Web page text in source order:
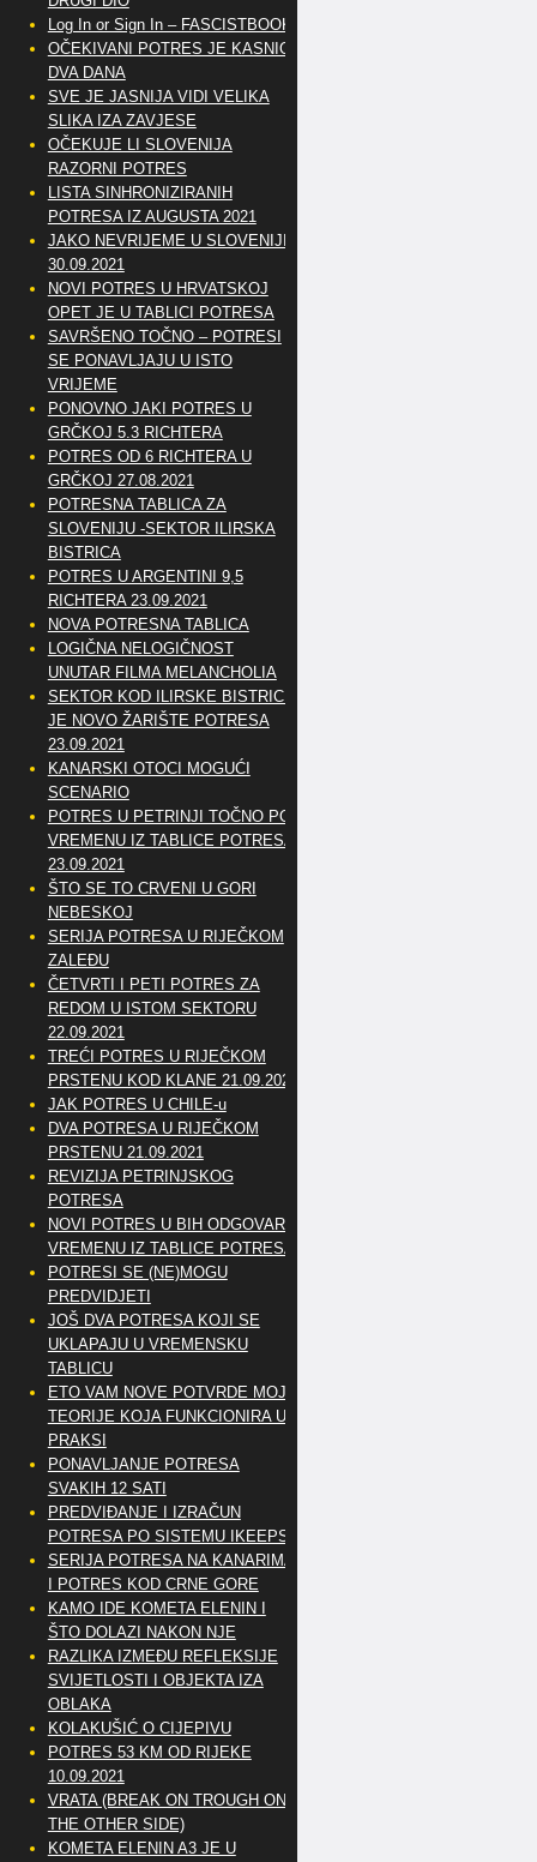
Log In or Sign In – FASCISTBOOK
OČEKIVANI POTRES JE KASNIO
DVA DANA
SVE JE JASNIJA VIDI VELIKA
SLIKA IZA ZAVJESE
OČEKUJE LI SLOVENIJA
RAZORNI POTRES
LISTA SINHRONIZIRANIH
POTRESA IZ AUGUSTA 2021
JAKO NEVRIJEME U SLOVENIJI
30.09.2021
NOVI POTRES U HRVATSKOJ
OPET JE U TABLICI POTRESA
SAVRŠENO TOČNO – POTRESI
SE PONAVLJAJU U ISTO
VRIJEME
PONOVNO JAKI POTRES U
GRČKOJ 5.3 RICHTERA
POTRES OD 6 RICHTERA U
GRČKOJ 27.08.2021
POTRESNA TABLICA ZA
SLOVENIJU -SEKTOR ILIRSKA
BISTRICA
POTRES U ARGENTINI 9,5
RICHTERA 23.09.2021
NOVA POTRESNA TABLICA
LOGIČNA NELOGIČNOST
UNUTAR FILMA MELANCHOLIA
SEKTOR KOD ILIRSKE BISTRICE
JE NOVO ŽARIŠTE POTRESA
23.09.2021
KANARSKI OTOCI MOGUĆI
SCENARIO
POTRES U PETRINJI TOČNO PO
VREMENU IZ TABLICE POTRESA
23.09.2021
ŠTO SE TO CRVENI U GORI
NEBESKOJ
SERIJA POTRESA U RIJEČKOM
ZALEĐU
ČETVRTI I PETI POTRES ZA
REDOM U ISTOM SEKTORU
22.09.2021
TREĆI POTRES U RIJEČKOM
PRSTENU KOD KLANE 21.09.2021
JAK POTRES U CHILE-u
DVA POTRESA U RIJEČKOM
PRSTENU 21.09.2021
REVIZIJA PETRINJSKOG
POTRESA
NOVI POTRES U BIH ODGOVARA
VREMENU IZ TABLICE POTRESA
POTRESI SE (NE)MOGU
PREDVIDJETI
JOŠ DVA POTRESA KOJI SE
UKLAPAJU U VREMENSKU
TABLICU
ETO VAM NOVE POTVRDE MOJE
TEORIJE KOJA FUNKCIONIRA U
PRAKSI
PONAVLJANJE POTRESA
SVAKIH 12 SATI
PREDVIĐANJE I IZRAČUN
POTRESA PO SISTEMU IKEEPS
SERIJA POTRESA NA KANARIMA
I POTRES KOD CRNE GORE
KAMO IDE KOMETA ELENIN I
ŠTO DOLAZI NAKON NJE
RAZLIKA IZMEĐU REFLEKSIJE
SVIJETLOSTI I OBJEKTA IZA
OBLAKA
KOLAKUŠIĆ O CIJEPIVU
POTRES 53 KM OD RIJEKE
10.09.2021
VRATA (BREAK ON TROUGH ON
THE OTHER SIDE)
KOMETA ELENIN A3 JE U